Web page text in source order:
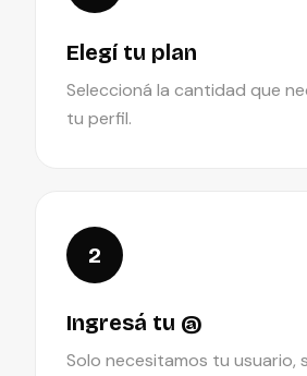
Elegí tu plan
Seleccioná la cantidad que
tu perfil.
2
Ingresá tu @
Solo necesitamos tu usuario,